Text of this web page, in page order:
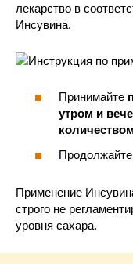
лекарство в
Инсувина.
Принимайте
утром и
Применение
строго не
уровня сахара.